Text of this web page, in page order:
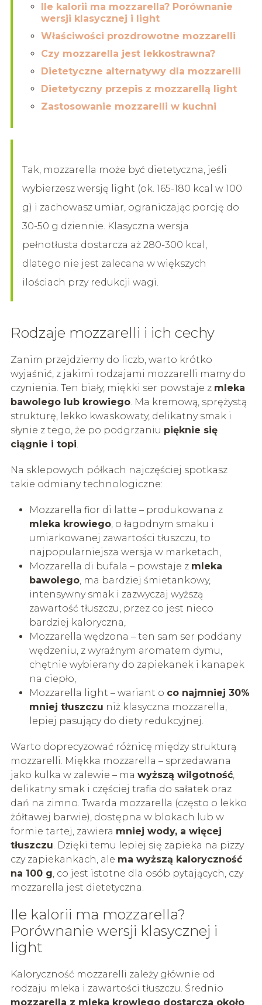
Ile kalorii ma mozzarella? Porównanie
wersji klasycznej i light
Właściwości prozdrowotne mozzarelli
Czy mozzarella jest lekkostrawna?
Dietetyczne alternatywy dla mozzarelli
Dietetyczny przepis z mozzarellą light
Zastosowanie mozzarelli w kuchni
Tak, mozzarella może być dietetyczna, jeśli
wybierzesz wersję light (ok. 165-180 kcal w 100
g) i zachowasz umiar, ograniczając porcję do
30-50 g dziennie. Klasyczna wersja
pełnotłusta dostarcza aż 280-300 kcal,
dlatego nie jest zalecana w większych
ilościach przy redukcji wagi.
Rodzaje mozzarelli i ich cechy
Zanim przejdziemy do liczb, warto krótko
wyjaśnić, z jakimi rodzajami mozzarelli mamy do
czynienia. Ten biały, miękki ser powstaje z mleka
bawolego lub krowiego. Ma kremową, sprężystą
strukturę, lekko kwaskowaty, delikatny smak i
słynie z tego, że po podgrzaniu pięknie się
ciągnie i topi
Na sklepowych półkach najczęściej spotkasz
takie odmiany technologiczne:
Mozzarella fior di latte – produkowana z
mleka krowiego, o łagodnym smaku i
umiarkowanej zawartości tłuszczu, to
najpopularniejsza wersja w marketach,
Mozzarella di bufala – powstaje z mleka
bawolego, ma bardziej śmietankowy,
intensywny smak i zazwyczaj wyższą
zawartość tłuszczu, przez co jest nieco
bardziej kaloryczna,
Mozzarella wędzona – ten sam ser poddany
wędzeniu, z wyraźnym aromatem dymu,
chętnie wybierany do zapiekanek i kanapek
na ciepło,
Mozzarella light – wariant o co najmniej 30%
mniej tłuszczu niż klasyczna mozzarella,
lepiej pasujący do diety redukcyjnej.
Warto doprecyzować różnicę między strukturą
mozzarelli. Miękka mozzarella – sprzedawana
jako kulka w zalewie – ma wyższą wilgotność,
delikatny smak i częściej trafia do sałatek oraz
dań na zimno. Twarda mozzarella (często o lekko
żółtawej barwie), dostępna w blokach lub w
formie tartej, zawiera mniej wody, a więcej
tłuszczu . Dzięki temu lepiej się zapieka na pizzy
czy zapiekankach, ale ma wyższą kaloryczność
na 100 g , co jest istotne dla osób pytających, czy
mozzarella jest dietetyczna.
Ile kalorii ma mozzarella?
Porównanie wersji klasycznej i
light
Kaloryczność mozzarelli zależy głównie od
rodzaju mleka i zawartości tłuszczu. Średnio
mozzarella z mleka krowiego dostarcza około